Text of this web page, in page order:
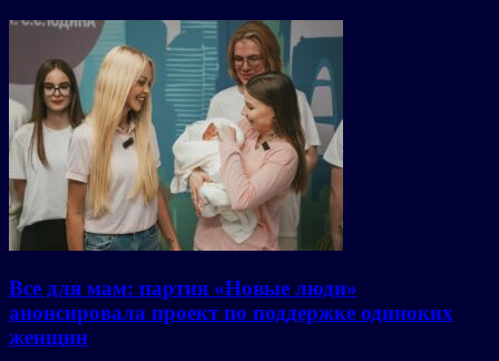
Все для мам: партия «Новые люди»
анонсировала проект по поддержке одиноких
женщин